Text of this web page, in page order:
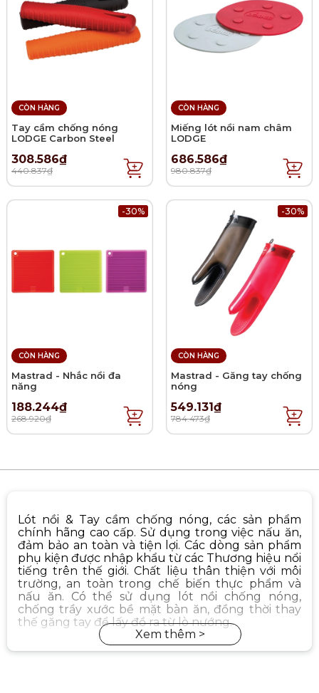
CÒN HÀNG
Tay cầm chống nóng
LODGE Carbon Steel
308.586₫
440.837₫
CÒN HÀNG
Miếng lót nồi nam châm
LODGE
686.586₫
980.837₫
-30%
CÒN HÀNG
Mastrad - Nhắc nồi đa
năng
188.244₫
268.920₫
-30%
CÒN HÀNG
Mastrad - Găng tay chống
nóng
549.131₫
784.473₫
Lót nồi & Tay cầm chống nóng, các sản phẩm
chính hãng cao cấp. Sử dụng trong việc nấu ăn,
đảm bảo an toàn và tiện lợi. Các dòng sản phẩm
phụ kiện được nhập khẩu từ các Thương hiệu nổi
tiếng trên thế giới. Chất liệu thân thiện với môi
trường, an toàn trong chế biến thực phẩm và
nấu ăn. Có thể sử dụng lót nồi chống nóng,
chống trầy xước bề mặt bàn ăn, đồng thời thay
thế găng tay để lấy đồ ra từ lò nướng.